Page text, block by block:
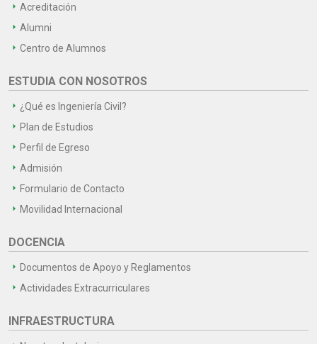
Acreditación
Alumni
Centro de Alumnos
ESTUDIA CON NOSOTROS
¿Qué es Ingeniería Civil?
Plan de Estudios
Perfil de Egreso
Admisión
Formulario de Contacto
Movilidad Internacional
DOCENCIA
Documentos de Apoyo y Reglamentos
Actividades Extracurriculares
INFRAESTRUCTURA